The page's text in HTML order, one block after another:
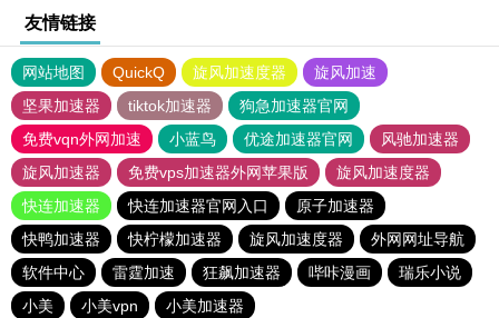
友情链接
网站地图 QuickQ 旋风加速度器
旋风加速
坚果加速器
tiktok加速器
狗急加速器官网
免费vqn外网加速
小蓝鸟 优途加速器官网
风驰加速器
旋风加速器
免费vps加速器外网苹果版
旋风加速度器
快连加速器
快连加速器官网入口
原子加速器
快鸭加速器
快柠檬加速器 旋风加速度器
外网网址导航
软件中心
雷霆加速 狂飙加速器 哔咔漫画
瑞乐小说
小美
小美vpn
小美加速器